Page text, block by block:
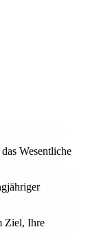
Wesentliche
Ziel, Ihre